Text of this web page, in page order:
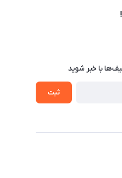
با‌ خبر شوید
ثبت